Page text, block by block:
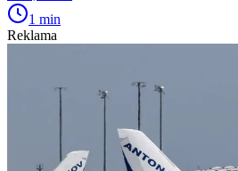
1 min
Reklama